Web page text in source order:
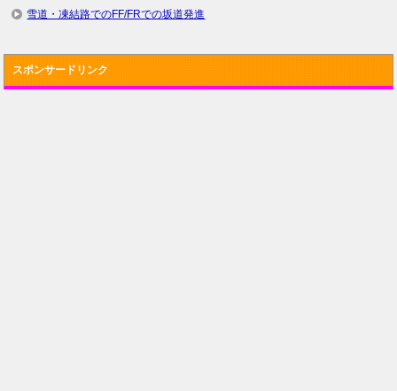
雪道・凍結路でのFF/FRでの坂道発進
スポンサードリンク